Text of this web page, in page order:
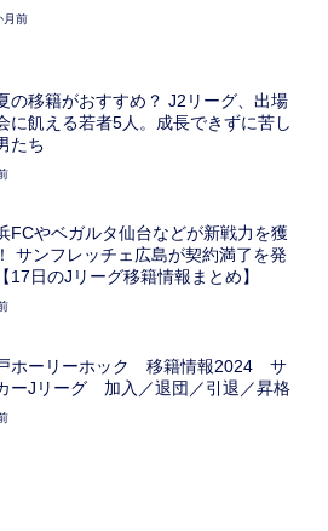
月前
の移籍がおすすめ？ J2リーグ、出場
に飢える若者5人。成長できずに苦し
たち
FCやベガルタ仙台などが新戦力を獲
サンフレッチェ広島が契約満了を発
17日のJリーグ移籍情報まとめ】
ホーリーホック 移籍情報2024 サ
ーJリーグ 加入／退団／引退／昇格